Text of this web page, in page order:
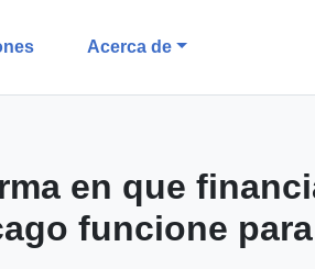
Acerca de
en que
funcione